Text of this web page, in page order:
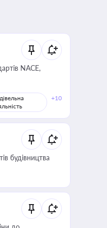
NACE,
+10
будівництва